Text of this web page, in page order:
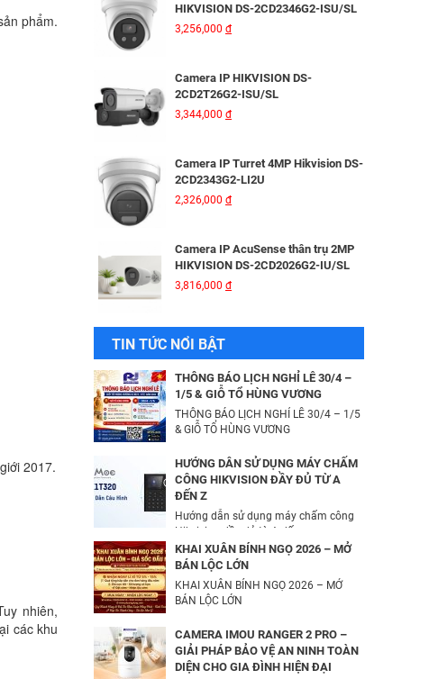
phẩm.
2017.
nhiên,
các khu
Camera IP Wifi 2MP UNIARCH UHO-
Combo Camera IP Wifi UNIARCH
Combo Camera Wifi 2MP UNIARCH
HIKVISION DS-2CD2346G2-ISU/SL​
3,256,000 đ
Camera IP HIKVISION DS-
2CD2T26G2-ISU/SL​
3,344,000 đ
Camera IP Turret 4MP Hikvision DS-
2CD2343G2-LI2U
2,326,000 đ
Camera IP AcuSense thân trụ 2MP
HIKVISION DS-2CD2026G2-IU/SL
3,816,000 đ
BỘ MỞ RỘNG CÁP QUANG HDMI
KVM MT-VIKI MT-HK020
5,600,000 đ
Camera IP Wifi 2MP UNIARCH T1L-
2WT Kèm Thẻ Nhớ IMOU 64GB |
425,000
S2E Kèm Thẻ Nhớ IMOU 64GB | Xem
624,000
Combo Camera IP Wifi UNIARCH
UHO-S2 2MP Kèm Thẻ Nhớ IMOU
583,000 đ
TIN TỨC NỔI BẬT
THÔNG BÁO LỊCH NGHỈ LỄ 30/4 –
1/5 & GIỖ TỔ HÙNG VƯƠNG
THÔNG BÁO LỊCH NGHỈ LỄ 30/4 – 1/5
& GIỖ TỔ HÙNG VƯƠNG
HƯỚNG DẪN SỬ DỤNG MÁY CHẤM
CÔNG HIKVISION ĐẦY ĐỦ TỪ A
ĐẾN Z
Hướng dẫn sử dụng máy chấm công
Hikvision đầy đủ từ A đến...
KHAI XUÂN BÍNH NGỌ 2026 – MỞ
BÁN LỘC LỚN
KHAI XUÂN BÍNH NGỌ 2026 – MỞ
BÁN LỘC LỚN
CAMERA IMOU RANGER 2 PRO –
GIẢI PHÁP BẢO VỆ AN NINH TOÀN
DIỆN CHO GIA ĐÌNH HIỆN ĐẠI